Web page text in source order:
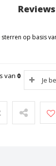
Reviews
sterren op basis
van 0
Je